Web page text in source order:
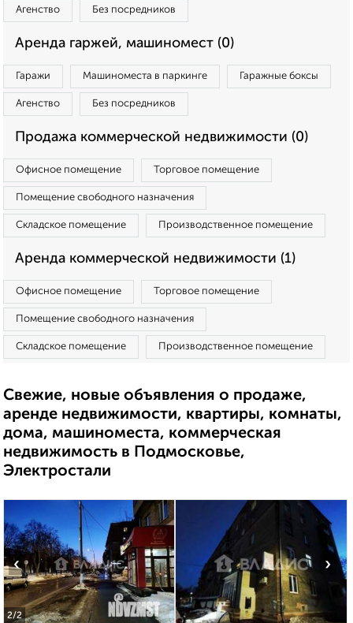
Агенство Без посредников
Аренда гаржей, машиномест (0)
Гаражи Машиноместа в паркинге Гаражные боксы
Агенство Без посредников
Продажа коммерческой недвижимости (0)
Офисное помещение Торговое помещение
Помещение свободного назначения
Складское помещение Производственное помещение
Аренда коммерческой недвижимости (1)
Офисное помещение Торговое помещение
Помещение свободного назначения
Складское помещение Производственное помещение
Свежие, новые объявления о продаже,
аренде недвижимости, квартиры, комнаты,
дома, машиноместа, коммерческая
недвижимость в Подмосковье,
Электростали
2/2
‹ ›